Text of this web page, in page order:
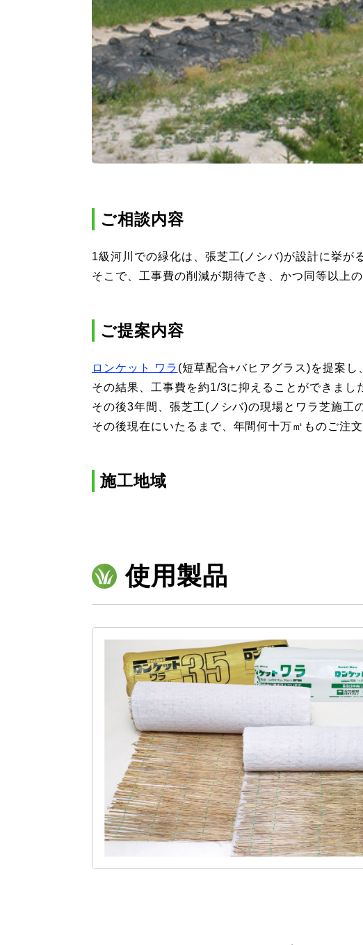
ご相談内容
1級河川での緑化は、張芝工(ノシバ)が設計に挙が
そこで、工事費の削減が期待でき、かつ同等以上
ご提案内容
ロンケット ワラ (短草配合+バヒアグラス)を提案し
その結果、工事費を約1/3に抑えることができまし
その後3年間、張芝工(ノシバ)の現場とワラ芝施工
その後現在にいたるまで、年間何十万㎡ものご注
施工地域
使用製品